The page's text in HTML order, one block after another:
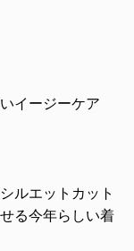
イージーケア
ルエットカット
る今年らしい着